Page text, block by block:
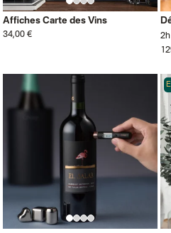
Affiches Carte des Vins
34,00 € 2h